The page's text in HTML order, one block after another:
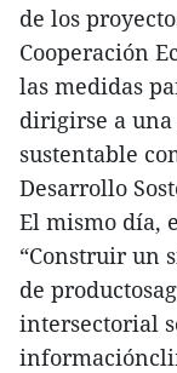
de los
Cooperación
las medidas
dirigirse a
sustentable
Desarrollo
El mismo día,
“Construir un
de
intersectorial